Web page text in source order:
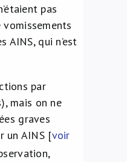
pas
qui n’est
par
mais on ne
graves
un AINS [voir